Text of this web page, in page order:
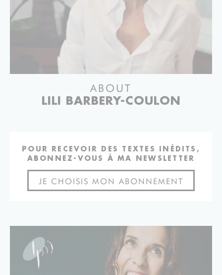
ABOUT
LILI BARBERY-COULON
POUR RECEVOIR DES TEXTES INÉDITS,
ABONNEZ-VOUS À MA NEWSLETTER
JE CHOISIS MON ABONNEMENT